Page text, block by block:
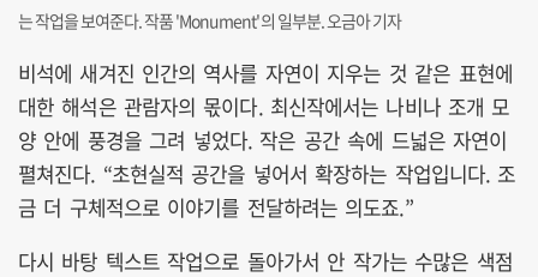
는 작업을 보여준다. 작품 'Monument'의 일부분. 오금아 기자
비석에 새겨진 인간의 역사를 자연이 지우는 것 같은 표현에
대한 해석은 관람자의 몫이다. 최신작에서는 나비나 조개 모
양 안에 풍경을 그려 넣었다. 작은 공간 속에 드넓은 자연이
펼쳐진다. “초현실적 공간을 넣어서 확장하는 작업입니다. 조
금 더 구체적으로 이야기를 전달하려는 의도죠.”
다시 바탕 텍스트 작업으로 돌아가서 안 작가는 수많은 색점